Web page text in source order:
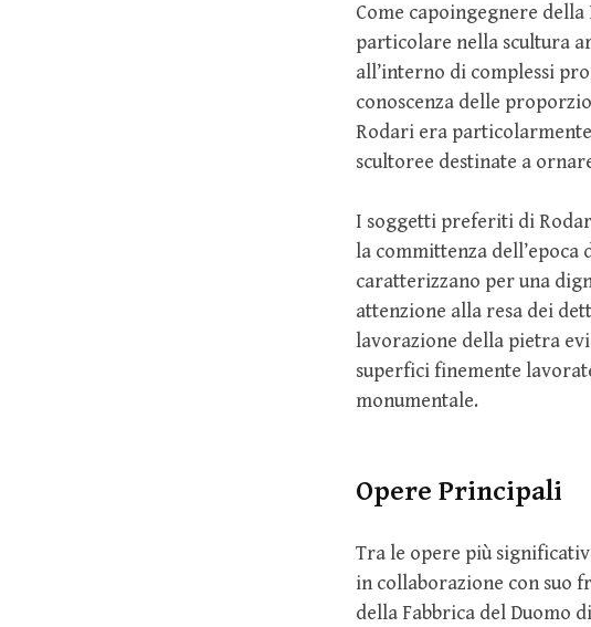
Come capoingegnere
particolare nella scultura
all’interno di complessi
conoscenza delle
Rodari era
scultoree destinate a
I soggetti preferiti di
la committenza dell’epoca
caratterizzano per una
attenzione alla resa dei
lavorazione della pietra
superfici finemente
monumentale.
Opere Principali
Tra le opere più
in collaborazione con suo
della Fabbrica del Duomo